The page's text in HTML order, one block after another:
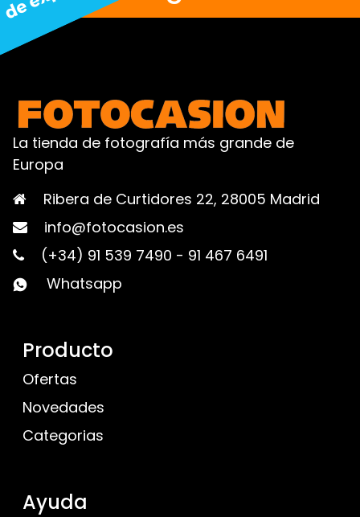
La tienda de fotografía más grande de
Europa
Ribera de Curtidores 22, 28005 Madrid
info@fotocasion.es
(+34) 91 539 7490 - 91 467 6491
Whatsapp
Producto
Ofertas
Novedades
Categorias
Ayuda